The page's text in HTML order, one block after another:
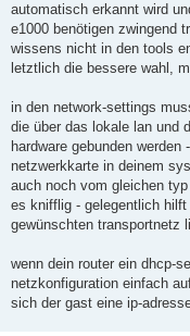
automatisch erkannt wird
e1000 benötigen zwingend
wissens nicht in den tools
letztlich die bessere wahl,
in den network-settings
die über das lokale lan und
hardware gebunden
netzwerkkarte in deinem
auch noch vom gleichen
es knifflig - gelegentlich
gewünschten transportnetz
wenn dein router ein dhcp-
netzkonfiguration einfach
sich der gast eine ip-